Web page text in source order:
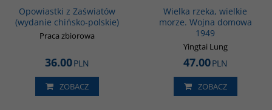
Opowiastki z Zaświatów
(wydanie chińsko-polskie)
Praca zbiorowa
36.00PLN
ZOBACZ
Wielka rzeka, wielkie
morze. Wojna domowa
1949
Yingtai Lung
47.00PLN
ZOBACZ